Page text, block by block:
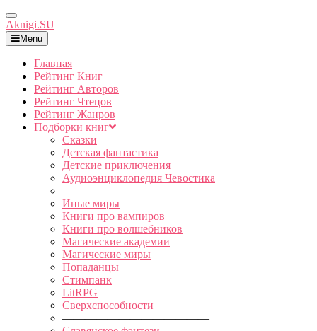
Toggle
Navigation
Aknigi.SU
Menu
Главная
Рейтинг Книг
Рейтинг Авторов
Рейтинг Чтецов
Рейтинг Жанров
Подборки книг
Сказки
Детская фантастика
Детские приключения
Аудиоэнциклопедия Чевостика
—————————————
Иные миры
Книги про вампиров
Книги про волшебников
Магические академии
Магические миры
Попаданцы
Стимпанк
LitRPG
Сверхспособности
—————————————